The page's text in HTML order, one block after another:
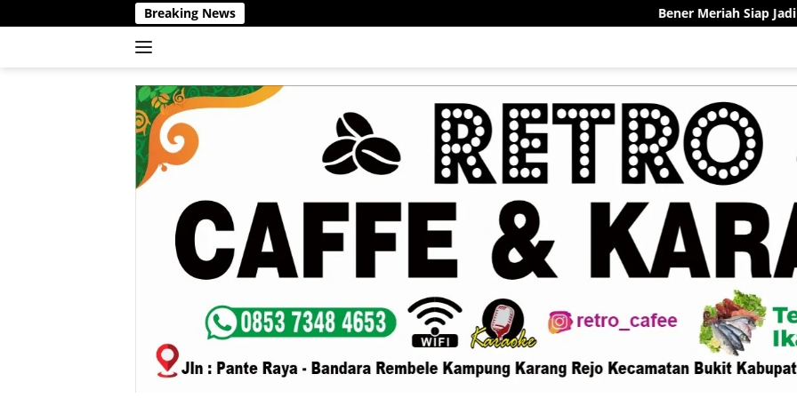
ke
Breaking News Bener Meriah Siap Jadi Pelopor Sentra